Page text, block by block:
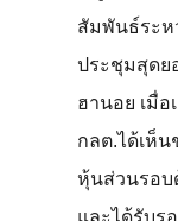
สัมพันธ์ระห
ประชุมสุดย
ฮานอย เมื่อ
กลต.ได้เห็
หุ้นส่วนรอบ
และได้รับร